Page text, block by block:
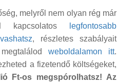
melyről nem olyan rég már
kapcsolatos
legfontosabb
, részletes szabályait
weboldalamon itt.
a fizetendő költségeket,
Ft-os megspórolhatsz! Az